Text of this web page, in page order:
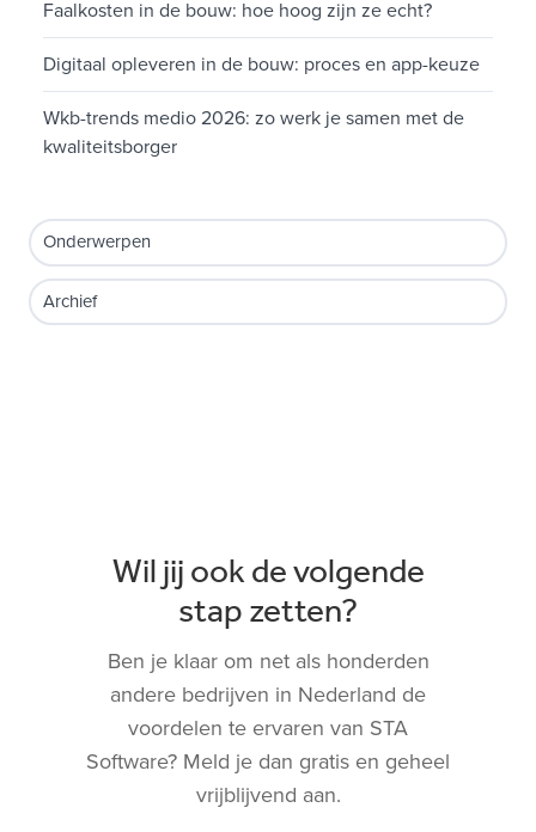
Faalkosten in de bouw: hoe hoog zijn ze echt?
Digitaal opleveren in de bouw: proces en app-keuze
Wkb-trends medio 2026: zo werk je samen met de
kwaliteitsborger
Onderwerpen
Archief
Wil jij ook de volgende
stap zetten?
Ben je klaar om net als honderden
andere bedrijven in Nederland de
voordelen te ervaren van STA
Software? Meld je dan gratis en geheel
vrijblijvend aan.